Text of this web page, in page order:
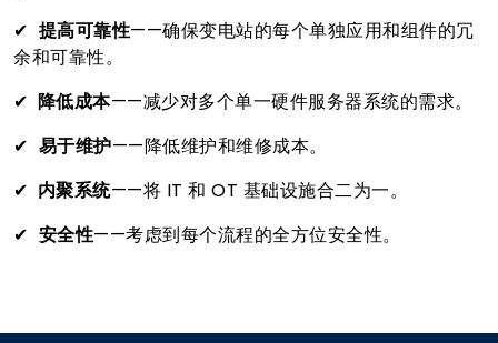
✔ 提高可靠性——确保变电站的每个单独应用和组件的冗
余和可靠性。
✔ 降低成本——减少对多个单一硬件服务器系统的需求。
✔ 易于维护——降低维护和维修成本。
✔ 内聚系统——将 IT 和 OT 基础设施合二为一。
✔安全性——考虑到每个流程的全方位安全性。